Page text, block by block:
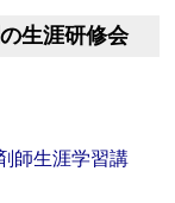
生涯研修会
師生涯学習講